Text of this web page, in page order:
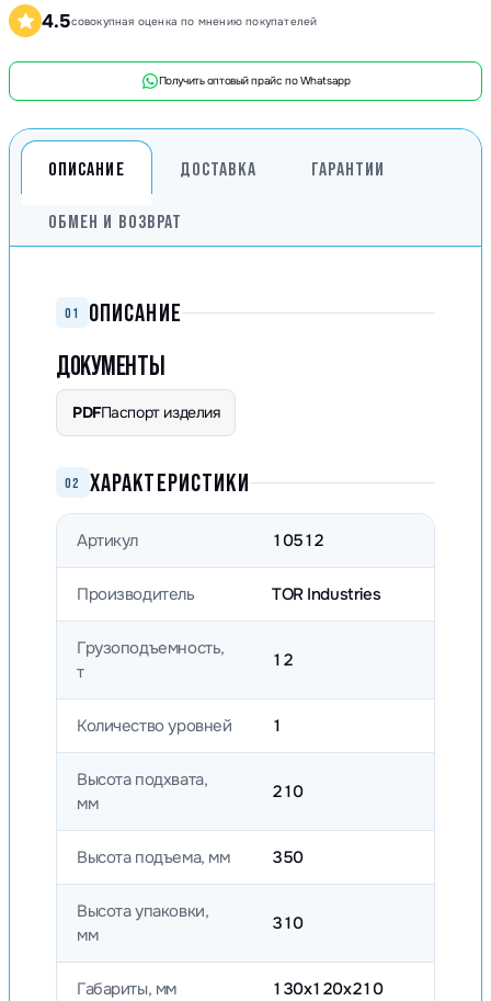
4.5совокупная оценка по мнению покупателей
Получить оптовый прайс по Whatsapp
ОПИСАНИЕ ДОСТАВКА ГАРАНТИИ
ОБМЕН И ВОЗВРАТ
01 ОПИСАНИЕ
ДОКУМЕНТЫ
PDFПаспорт изделия
02 ХАРАКТЕРИСТИКИ
Артикул 10512
Производитель TOR Industries
Грузоподъемность,
т
12
Количество уровней 1
Высота подхвата,
мм
210
Высота подъема, мм 350
Высота упаковки,
мм
310
Габариты, мм 130х120х210